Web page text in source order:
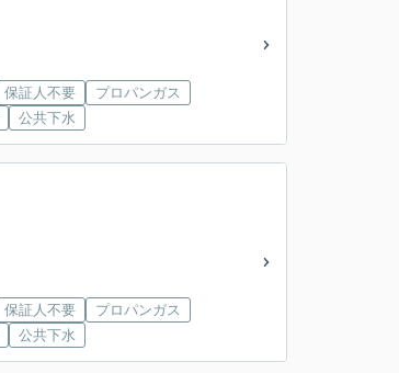
保証人不要
プロパンガス
公共下水
保証人不要
プロパンガス
公共下水